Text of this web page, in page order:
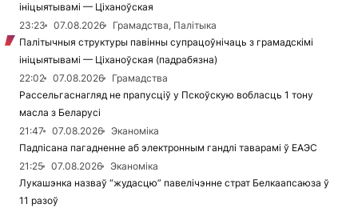
ініцыятывамі — Ціханоўская
23:23
07.08.2026
Грамадства, Палітыка
Палітычныя структуры павінны супрацоўнічаць з грамадскімі
ініцыятывамі — Ціханоўская (падрабязна)
22:02
07.08.2026
Грамадства
Рассельгаснагляд не прапусціў у Пскоўскую вобласць 1 тону
масла з Беларусі
21:47
07.08.2026
Эканоміка
Падпісана пагадненне аб электронным гандлі таварамі ў ЕАЭС
21:25
07.08.2026
Эканоміка
Лукашэнка назваў “жудасцю” павелічэнне страт Белкаапсаюза ў
11 разоў